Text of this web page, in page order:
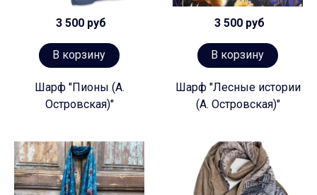
3 500 руб
В корзину
Шарф "Пионы (А.
Островская)"
3 500 руб
В корзину
Шарф "Лесные истории
(А. Островская)"